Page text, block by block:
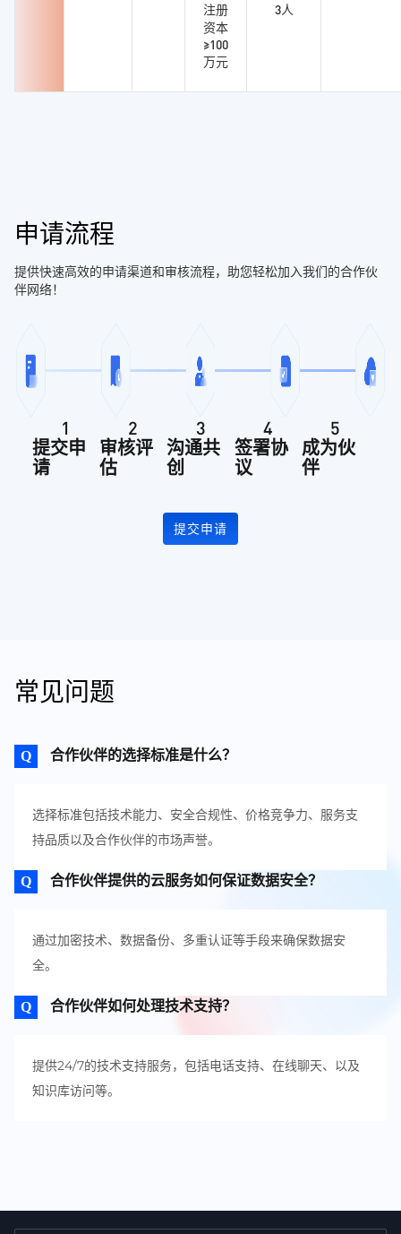
注册
资本
≥100
万元
3人
申请流程
提供快速高效的申请渠道和审核流程，助您轻松加入我们的合作伙
伴网络！
1
提交申
请
2
审核评
估
3
沟通共
创
4
签署协
议
5
成为伙
伴
提交申请
常见问题
合作伙伴的选择标准是什么？
选择标准包括技术能力、安全合规性、价格竞争力、服务支
持品质以及合作伙伴的市场声誉。
合作伙伴提供的云服务如何保证数据安全？
通过加密技术、数据备份、多重认证等手段来确保数据安
全。
合作伙伴如何处理技术支持？
提供24/7的技术支持服务，包括电话支持、在线聊天、以及
知识库访问等。